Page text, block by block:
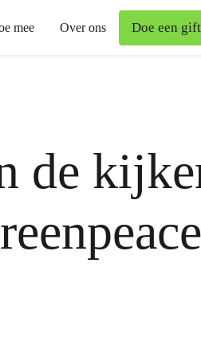
mee Over ons Doe een gift
de